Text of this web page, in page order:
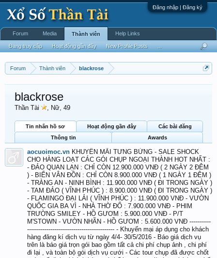
Đăng nhập | Đăng ký
Forum Thành viên blackrose
blackrose
Thần Tài , Nữ, 49
Tin nhắn hồ sơ Hoạt động gần đây
Các bài đăng
Thông tin
Awards
aocuoimoc.vn KHUYẾN MÃI TƯNG BỪNG - SALE SHOCK
CHO HÀNG LOẠT CÁC GÓI CHỤP NGOẠI THÀNH HOT NHẤT :
- ĐẢO QUAN LẠN : CHỈ CÒN 12.900.000 VNĐ ( 2 NGÀY 2 ĐÊM
) - BIỂN VÂN ĐỒN : CHỈ CÒN 8.900.000 VNĐ ( 1 NGÀY 1 ĐÊM )
- TRÀNG AN - NINH BÌNH : 11.900.000 VNĐ ( ĐI TRONG NGÀY )
- TAM ĐẢO ( VĨNH PHÚC ) : 8.900.000 VNĐ ( ĐI TRONG NGÀY )
- FLAMINGO ĐẠI LẢI ( VĨNH PHÚC ) : 11.900.000 VNĐ - VƯỜN
QUỐC GIA BA VÌ - NHÀ THỜ ĐỔ : 7.900.000 VNĐ - PHIM
TRƯỜNG SMILEY - HỒ GƯƠM : 5.900.000 VNĐ - P/T
M'STOWN - VƯỜN NHÃN - HỒ GƯƠM : 5.600.000 VNĐ -----------
--------------------------------------------- - Khuyến mại áp dụng cho khách
hàng đăng kí dịch vụ từ ngày 4/4- 30/5/2016 - Báo giá dịch vụ
trên là báo giá trọn gói bao gồm tất cả chi phí chụp ảnh , chi phí
đi lại , và toàn bộ gói dịch vụ cưới - Các tour chụp đã được chốt
Forum Media Thành viên
Đang truy cập Hoạt động gần đây New Profile Posts
Help Links